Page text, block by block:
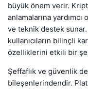
büyük önem verir.
anlamalarına
ve teknik destek sunar.
kullanıcıların bilinçli
özelliklerini etkili bir
Şeffaflık ve güvenlik
bileşenlerindendir.